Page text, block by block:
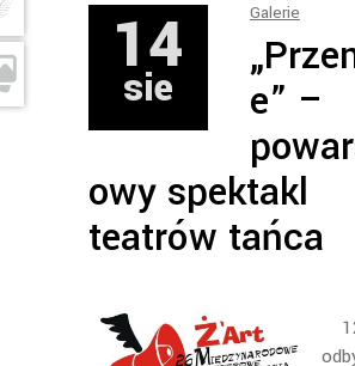
14
sie
Galerie
e” –
owy spektakl
teatrów tańca